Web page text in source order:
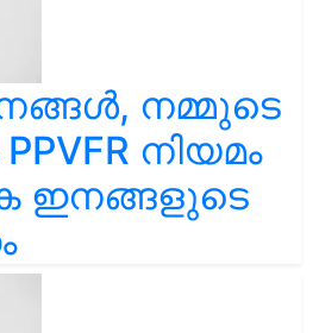
നമ്മുടെ
നിയമം
ഇനങ്ങളുടെ